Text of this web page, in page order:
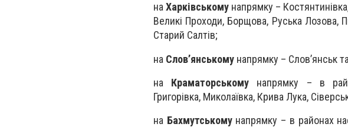
наХарківському напрямку –
Великі Проходи, Борщова, Руська Лозова,
Старий Салтів;
на Слов’янському напрямку – Слов’янськ
на Краматорському напрямку – в
Григорівка, Миколаївка, Крива Лука,
на Бахмутськомунапрямку – в районах